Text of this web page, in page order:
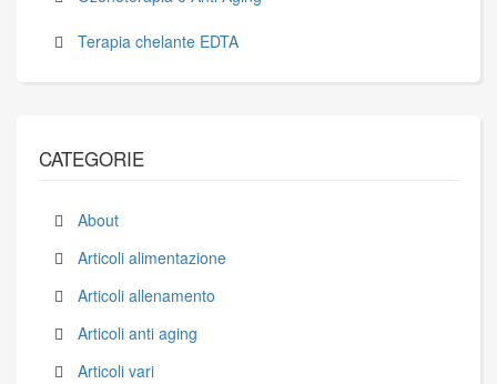
Terapia chelante EDTA
CATEGORIE
About
Articoli alimentazione
Articoli allenamento
Articoli anti aging
Articoli vari